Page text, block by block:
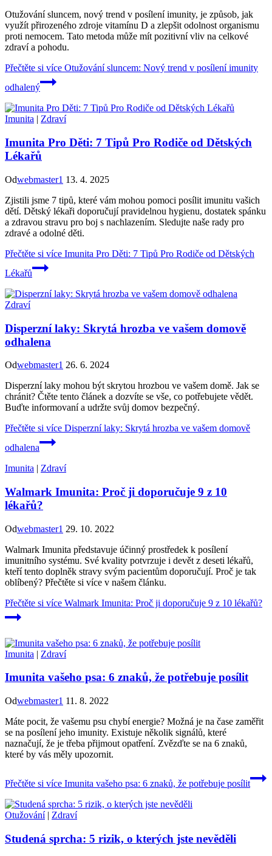
Otužování sluncem, nový trend v posílení imunity, je způsob, jak
využít přirozeného zdroje vitamínu D a zlepšit odolnost organismu
proti nemocem. Tato metoda může mít pozitivní vliv na celkové
zdraví a pohodu.
Přečtěte si více Otužování sluncem: Nový trend v posílení imunity
odhalený
Imunita | Zdraví
Imunita Pro Děti: 7 Tipů Pro Rodiče od Dětských
Lékařů
Odwebmaster1 13. 4. 2025
Zjistili jsme 7 tipů, které vám mohou pomoci posílit imunitu vašich
dětí. Dětský lékaři doporučují pravidelnou hygienu, dostatek spánku
a zdravou stravu pro boj s nachlazením. Sledujte naše rady pro
zdravé a odolné děti.
Přečtěte si více Imunita Pro Děti: 7 Tipů Pro Rodiče od Dětských
Lékařů
Zdraví
Disperzní laky: Skrytá hrozba ve vašem domově
odhalena
Odwebmaster1 26. 6. 2024
Disperzní laky mohou být skrytou hrozbou ve vašem domě. Jak se
chránit? Čtěte tento článek a dozvíte se vše, co potřebujete vědět.
Buďte informovaní a udržte svůj domov bezpečný.
Přečtěte si více Disperzní laky: Skrytá hrozba ve vašem domově
odhalena
Imunita | Zdraví
Walmark Imunita: Proč ji doporučuje 9 z 10
lékařů?
Odwebmaster1 29. 10. 2022
Walmark Imunita představuje účinný prostředek k posílení
imunitního systému. Své kvality potvrzuje i devět z deseti lékařů,
kteří tento doplněk stravy svým pacientům doporučují. Proč je tak
oblíbený? Přečtěte si více v našem článku.
Přečtěte si více Walmark Imunita: Proč ji doporučuje 9 z 10 lékařů?
Imunita | Zdraví
Imunita vašeho psa: 6 znaků, že potřebuje posílit
Odwebmaster1 11. 8. 2022
Máte pocit, že vašemu psu chybí energie? Možná je na čase zaměřit
se na posílení jeho imunity. Existuje několik signálů, které
naznačují, že je třeba přijmout opatření. Zvězďte se na 6 znaků,
které by vás měly upozornit.
Přečtěte si více Imunita vašeho psa: 6 znaků, že potřebuje posílit
Otužování| Zdraví
Studená sprcha: 5 rizik, o kterých jste nevěděli